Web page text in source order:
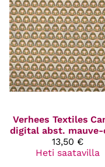
Verhees Textiles
digital abst.
13,50 €
Heti saatavilla